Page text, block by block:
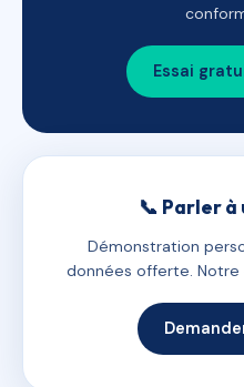
Essai
📞 Parler
Démonstration
données offerte. Notre